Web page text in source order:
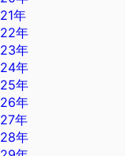
21年
22年
23年
24年
25年
26年
27年
28年